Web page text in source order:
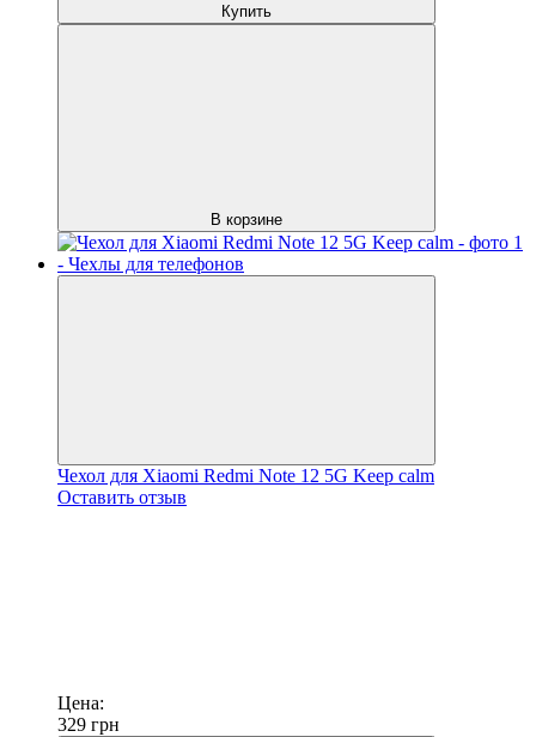
Купить
В корзине
Чехол для Xiaomi Redmi Note 12 5G Keep calm
Оставить отзыв
Цена:
329 грн